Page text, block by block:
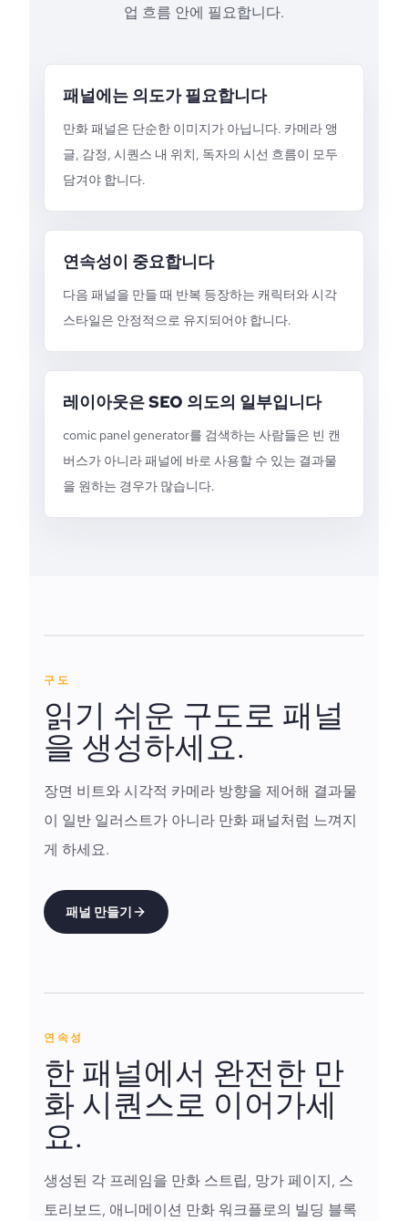
업 흐름 안에 필요합니다.
패널에는 의도가 필요합니다
만화 패널은 단순한 이미지가 아닙니다. 카메라 앵
글, 감정, 시퀀스 내 위치, 독자의 시선 흐름이 모두
담겨야 합니다.
연속성이 중요합니다
다음 패널을 만들 때 반복 등장하는 캐릭터와 시각
스타일은 안정적으로 유지되어야 합니다.
레이아웃은 SEO 의도의 일부입니다
comic panel generator를 검색하는 사람들은 빈 캔
버스가 아니라 패널에 바로 사용할 수 있는 결과물
을 원하는 경우가 많습니다.
구도
읽기 쉬운 구도로 패널
을 생성하세요.
장면 비트와 시각적 카메라 방향을 제어해 결과물
이 일반 일러스트가 아니라 만화 패널처럼 느껴지
게 하세요.
패널 만들기
연속성
한 패널에서 완전한 만
화 시퀀스로 이어가세
요.
생성된 각 프레임을 만화 스트립, 망가 페이지, 스
토리보드, 애니메이션 만화 워크플로의 빌딩 블록